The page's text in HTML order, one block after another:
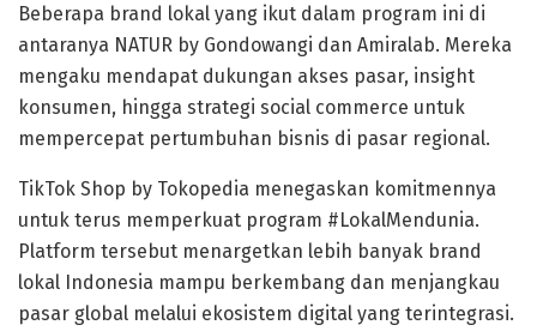
Beberapa brand lokal yang ikut dalam program ini di
antaranya NATUR by Gondowangi dan Amiralab. Mereka
mengaku mendapat dukungan akses pasar, insight
konsumen, hingga strategi social commerce untuk
mempercepat pertumbuhan bisnis di pasar regional.
TikTok Shop by Tokopedia menegaskan komitmennya
untuk terus memperkuat program #LokalMendunia.
Platform tersebut menargetkan lebih banyak brand
lokal Indonesia mampu berkembang dan menjangkau
pasar global melalui ekosistem digital yang terintegrasi.